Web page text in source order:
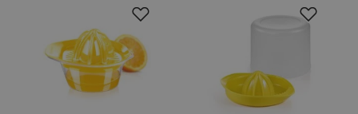
základné funkcie webovej lokality, ako prihlásenie
používateľa a správa účtu. Webová lokalita sa nedá
správne používať bez nevyhnutne potrebných
súborov cookie.
Názov
Poskytovateľ/
Doména
.doubleclick.net